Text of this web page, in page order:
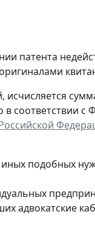
патента
исчисляется
соответствии
подобных
адвокатские